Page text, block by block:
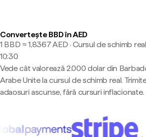
Convertește BBD în AED
1 BBD ≈ 1,8367 AED · Cursul de schimb real
10:30
Vede cât valorează 2.000 dolar din
Arabe Unite la cursul de schimb real.
adaosuri ascunse, fără cursuri inflacionate.